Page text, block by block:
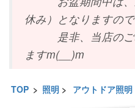
休み）となりますので
是非、当店のご
ますm(__)m
TOP > 照明 > アウトドア照明